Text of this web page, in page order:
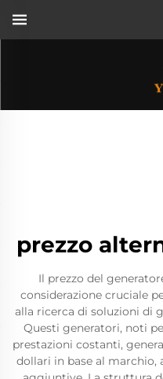
prezzo
Il prezzo del
considerazione cruciale
alla ricerca di soluzioni di
Questi generatori, noti
prestazioni costanti,
dollari in base al marchio,